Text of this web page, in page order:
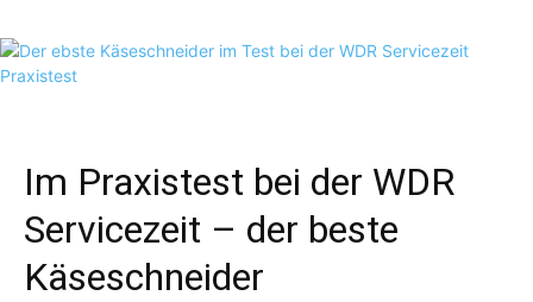
Im Praxistest bei der WDR
Servicezeit – der beste
Käseschneider